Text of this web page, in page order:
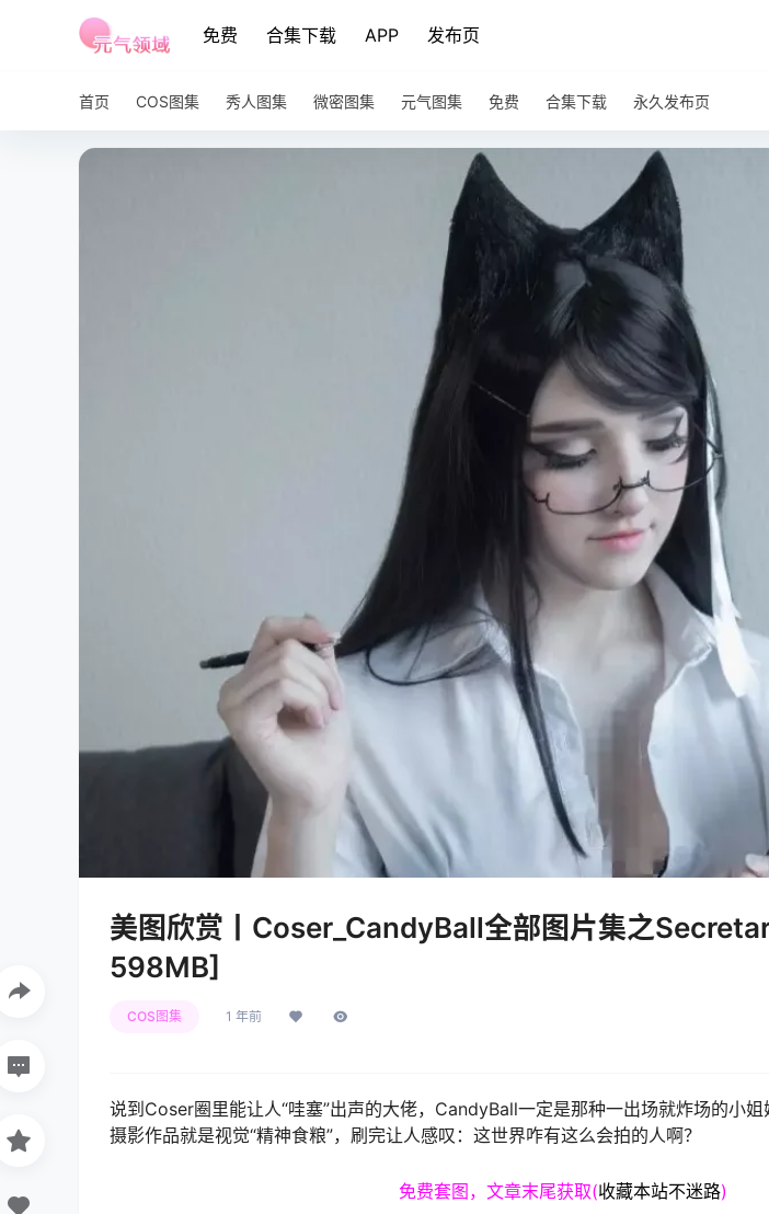
免费 合集下载 APP 发布页
首页 COS图集 秀人图集 微密图集 元气图集 免费 合集下载 永久发布页
美图欣赏丨Coser_CandyBall全部图片集之
598MB]
COS图集 1 年前
说到Coser圈里能让人“哇塞”出声的大佬，CandyBall一定是那种一出场就炸场的小
摄影作品就是视觉“精神食粮”，刷完让人感叹：这世界咋有这么会拍的人啊？
免费套图，文章末尾获取(收藏本站不迷路)